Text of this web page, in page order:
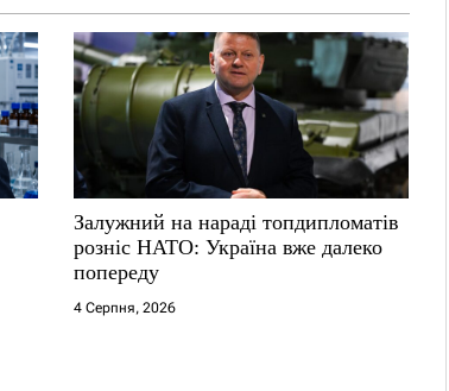
Залужний на нараді топдипломатів
розніс НАТО: Україна вже далеко
попереду
4 Серпня, 2026